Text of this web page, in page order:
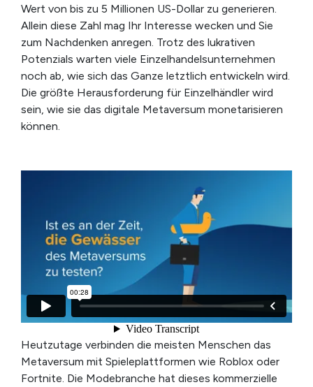
Wert von bis zu 5 Millionen US-Dollar zu generieren.
Allein diese Zahl mag Ihr Interesse wecken und Sie
zum Nachdenken anregen. Trotz des lukrativen
Potenzials warten viele Einzelhandelsunternehmen
noch ab, wie sich das Ganze letztlich entwickeln wird.
Die größte Herausforderung für Einzelhändler wird
sein, wie sie das digitale Metaversum monetarisieren
können.
Heutzutage verbinden die meisten Menschen das
Metaversum mit Spieleplattformen wie Roblox oder
Fortnite. Die Modebranche hat dieses kommerzielle